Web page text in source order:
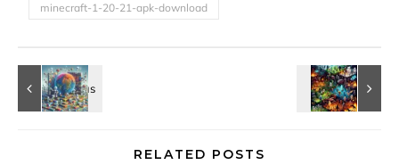
minecraft-1-20-21-apk-download
RELATED POSTS